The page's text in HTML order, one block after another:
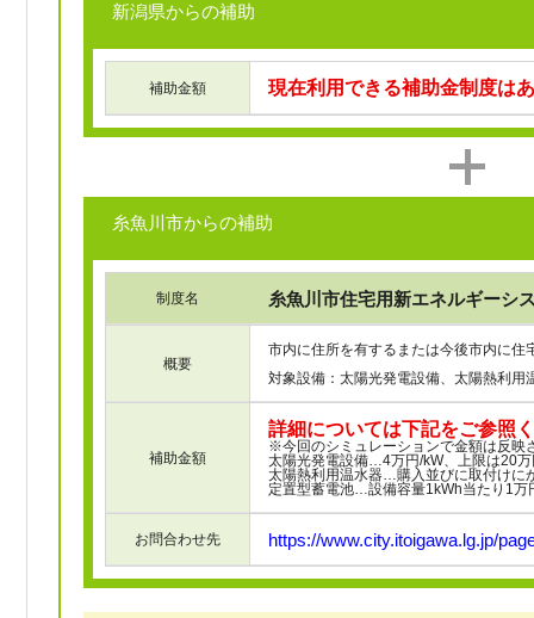
新潟県からの補助
補助金額 現在利用できる補助金制度は
糸魚川市からの補助
制度名 糸魚川市住宅用新エネルギーシ
概要
市内に住所を有するまたは今後市内に住
対象設備：太陽光発電設備、太陽熱利用
補助金額
詳細については下記をご参照
※今回のシミュレーションで金額は反映
太陽光発電設備…4万円/kW、上限は20万
太陽熱利用温水器…購入並びに取付けに
定置型蓄電池…設備容量1kWh当たり1万
お問合わせ先 https://www.city.itoigawa.lg.jp/